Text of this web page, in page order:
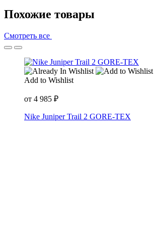
Похожие товары
Смотреть все
Add to Wishlist
от 4 985 ₽
Nike Juniper Trail 2 GORE-TEX